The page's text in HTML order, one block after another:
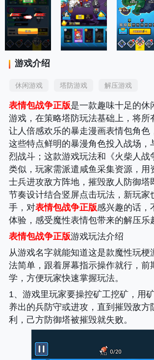
游戏介绍
休闲游戏 塔防游戏 解压游戏
表情包战争正版是一款趣味十足的休
游戏，在策略塔防玩法基础上，将所
让人倍感欢乐的暴走漫画表情包角色
这些特点鲜明的暴漫角色投入战场，
烈战斗；这款游戏玩法和《火柴人战
类似，玩家需派遣咸鱼采集资源，用
士兵进攻敌方阵地，摧毁敌人防御塔
节奏设计结合竖屏点击玩法，新玩家
手，对表情包战争正版感兴趣的话，
体验，感受魔性表情包带来的解压乐
表情包战争正版游戏玩法介绍
从游戏名字就能知道这是款魔性玩梗
法简单，跟着屏幕指示操作就行，前
学，方便玩家快速掌握玩法。
1、游戏里玩家要操控矿工挖矿，用
养出的兵防守或进攻，直到摧毁敌方
利，己方防御塔被摧毁就失败。